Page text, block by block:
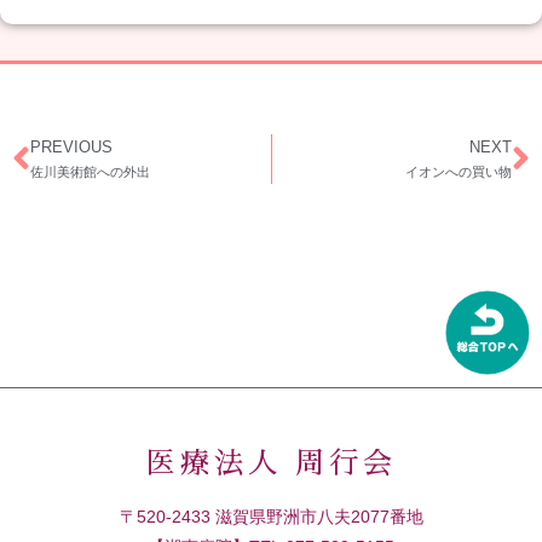
PREVIOUS
佐川美術館への外出
NEXT
イオンへの買い物
医療法人 周行会
〒520-2433 滋賀県野洲市八夫2077番地